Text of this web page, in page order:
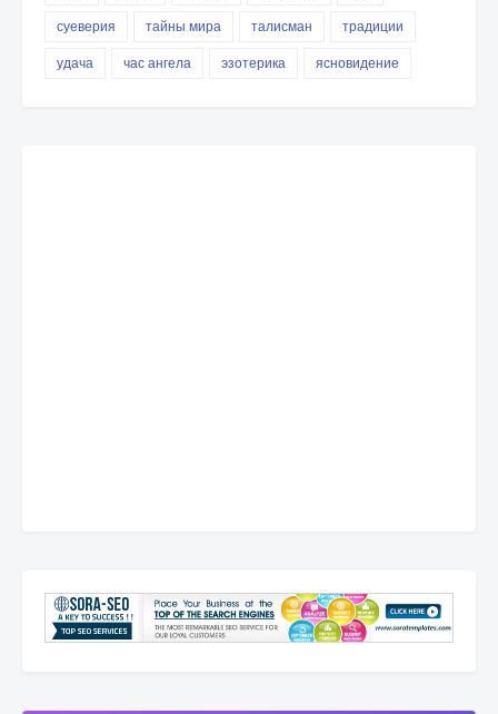
суеверия
тайны мира талисман
традиции
удача
час ангела эзотерика ясновидение